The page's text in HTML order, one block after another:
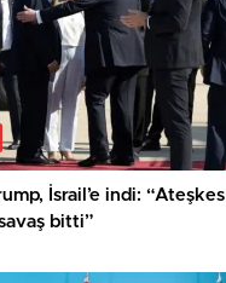
İsrail’e indi: “Ateşkes
bitti”